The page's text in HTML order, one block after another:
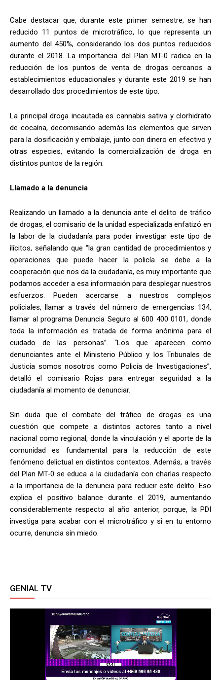
Cabe destacar que, durante este primer semestre, se han
reducido 11 puntos de microtráfico, lo que representa un
aumento del 450%, considerando los dos puntos reducidos
durante el 2018. La importancia del Plan MT-0 radica en la
reducción de los puntos de venta de drogas cercanos a
establecimientos educacionales y durante este 2019 se han
desarrollado dos procedimientos de este tipo.
La principal droga incautada es cannabis sativa y clorhidrato
de cocaína, decomisando además los elementos que sirven
para la dosificación y embalaje, junto con dinero en efectivo y
otras especies, evitando la comercialización de droga en
distintos puntos de la región.
Llamado a la denuncia
Realizando un llamado a la denuncia ante el delito de tráfico
de drogas, el comisario de la unidad especializada enfatizó en
la labor de la ciudadanía para poder investigar este tipo de
ilícitos, señalando que “la gran cantidad de procedimientos y
operaciones que puede hacer la policía se debe a la
cooperación que nos da la ciudadanía, es muy importante que
podamos acceder a esa información para desplegar nuestros
esfuerzos. Pueden acercarse a nuestros complejos
policiales, llamar a través del número de emergencias 134,
llamar al programa Denuncia Seguro al 600 400 0101, donde
toda la información es tratada de forma anónima para el
cuidado de las personas”. “Los que aparecen como
denunciantes ante el Ministerio Público y los Tribunales de
Justicia somos nosotros como Policía de Investigaciones”,
detalló el comisario Rojas para entregar seguridad a la
ciudadanía al momento de denunciar.
Sin duda que el combate del tráfico de drogas es una
cuestión que compete a distintos actores tanto a nivel
nacional como regional, donde la vinculación y el aporte de la
comunidad es fundamental para la reducción de este
fenómeno delictual en distintos contextos. Además, a través
del Plan MT-0 se educa a la ciudadanía con charlas respecto
a la importancia de la denuncia para reducir este delito. Eso
explica el positivo balance durante el 2019, aumentando
considerablemente respecto al año anterior, porque, la PDI
investiga para acabar con el microtráfico y si en tu entorno
ocurre, denuncia sin miedo.
GENIAL TV